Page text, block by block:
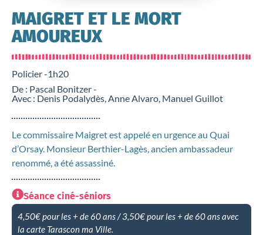
MAIGRET ET LE MORT
AMOUREUX
Policier -1h20
De : Pascal Bonitzer -
Avec : Denis Podalydès, Anne Alvaro, Manuel Guillot
Le commissaire Maigret est appelé en urgence au Quai
d’Orsay. Monsieur Berthier-Lagès, ancien ambassadeur
renommé, a été assassiné.
Séance ciné-séniors
4,50€ pour les + de 60 ans / 3,50€ pour les + de 60 ans avec
la carte Tarascon ma Ville.